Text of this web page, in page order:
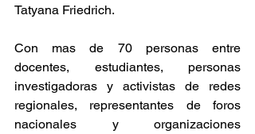
Tatyana Friedrich.
Con mas de 70 personas entre
docentes, estudiantes, personas
investigadoras y activistas de redes
regionales, representantes de foros
nacionales y organizaciones